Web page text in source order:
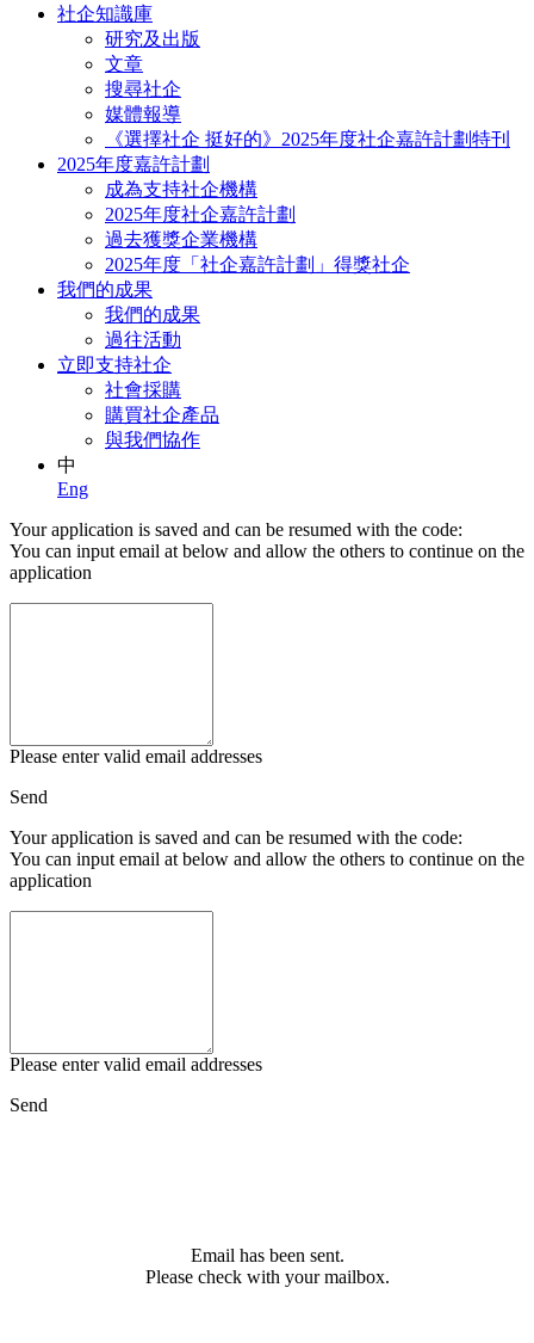
社企知識庫
研究及出版
文章
搜尋社企
媒體報導
《選擇社企 挺好的》2025年度社企嘉許計劃特刊
2025年度嘉許計劃
成為支持社企機構
2025年度社企嘉許計劃
過去獲獎企業機構
2025年度「社企嘉許計劃」得獎社企
我們的成果
我們的成果
過往活動
立即支持社企
社會採購
購買社企產品
與我們協作
中
Eng
Your application is saved and can be resumed with the code:
You can input email at below and allow the others to continue on the
application
Please enter valid email addresses
Send
Your application is saved and can be resumed with the code:
You can input email at below and allow the others to continue on the
application
Please enter valid email addresses
Send
Email has been sent.
Please check with your mailbox.